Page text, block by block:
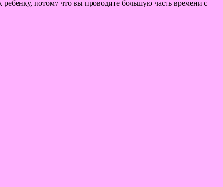
потому что вы проводите большую часть времени с